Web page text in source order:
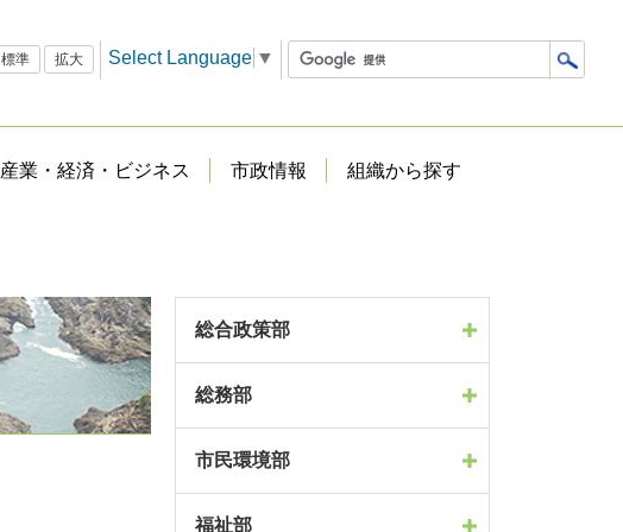
標準 拡大 Select Language ▼
産業・経済・ビジネス 市政情報 組織から探す
総合政策部
総務部
市民環境部
福祉部